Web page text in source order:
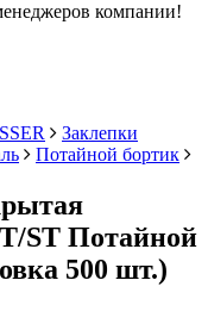
компании!
Заклепки
Потайной бортик
ST Потайной
500 шт.)